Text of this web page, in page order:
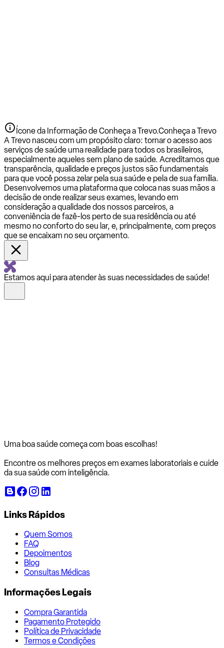
Ícone da Informação de Conheça a Trevo.Conheça a Trevo
A Trevo nasceu com um propósito claro: tornar o acesso aos
serviços de saúde uma realidade para todos os brasileiros,
especialmente aqueles sem plano de saúde. Acreditamos que
transparência, qualidade e preços justos são fundamentais
para que você possa zelar pela sua saúde e pela de sua família.
Desenvolvemos uma plataforma que coloca nas suas mãos a
decisão de onde realizar seus exames, levando em
consideração a qualidade dos nossos parceiros, a
conveniência de fazê-los perto de sua residência ou até
mesmo no conforto do seu lar, e, principalmente, com preços
que se encaixam no seu orçamento.
Estamos aqui para atender às suas necessidades de saúde!
Uma boa saúde começa com boas escolhas!
Encontre os melhores preços em exames laboratoriais e cuide
da sua saúde com inteligência.
Links Rápidos
Quem Somos
FAQ
Depoimentos
Blog
Consultas Médicas
Informações Legais
Compra Garantida
Pagamento Protegido
Política de Privacidade
Termos e Condições